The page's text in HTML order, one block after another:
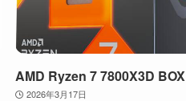
AMD Ryzen 7 7800X3D BOX
2026年3月17日